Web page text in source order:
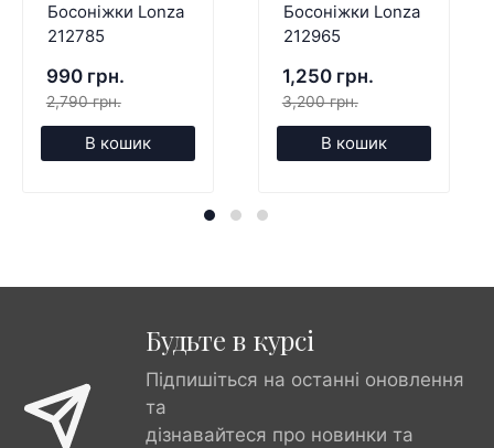
Босоніжки Lonza
212785
990 грн.
2,790 грн.
В кошик
Босоніжки Lonza
212965
1,250 грн.
3,200 грн.
В кошик
Будьте в курсі
Підпишіться на останні оновлення
та
дізнавайтеся про новинки та